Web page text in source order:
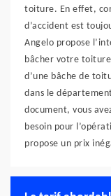
toiture. En effet,
d’accident est
Angelo propose
bâcher votre
d’une bâche de
dans le
document, vous
besoin pour
propose un prix